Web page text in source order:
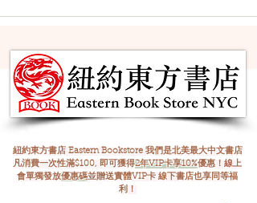
紐約東方書店 Eastern Bookstore 我們是北美最大中文書店
凡消費一次性滿$100, 即可獲得2年VIP卡享10%優惠！線上
會單獨發放優惠碼並贈送實體VIP卡 線下書店也享同等福
利！